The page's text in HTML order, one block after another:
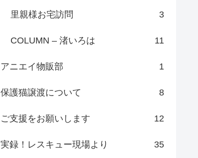
里親様お宅訪問 3
COLUMN – 渚いろは 11
アニエイ物販部 1
保護猫譲渡について 8
ご支援をお願いします 12
実録！レスキュー現場より 35